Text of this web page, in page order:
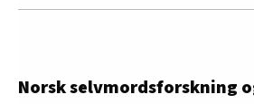
Norsk selvmordsforskning